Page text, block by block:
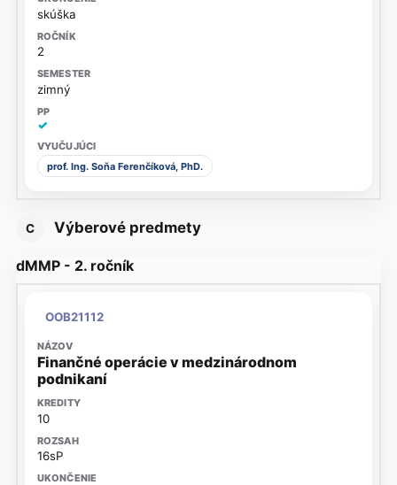
skúška
2
zimný
✓
prof. Ing. Soňa Ferenčíková, PhD.
C Výberové predmety
dMMP - 2. ročník
OOB21112
Finančné operácie v medzinárodnom
podnikaní
10
16sP